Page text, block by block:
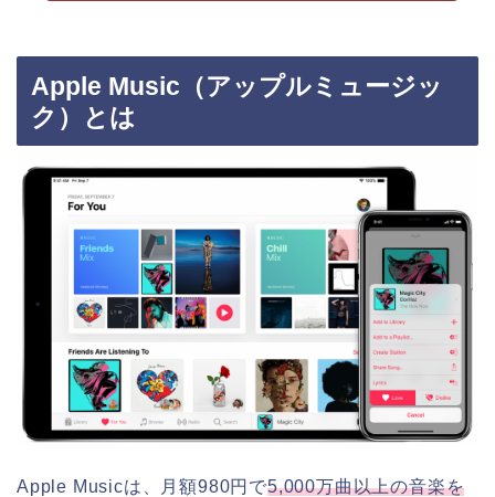
Apple Music（アップルミュージッ
ク）とは
Apple Musicは、月額980円で5,000万曲以上の音楽を